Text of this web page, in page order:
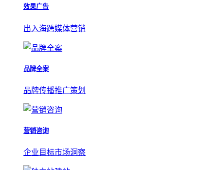
效果广告
出入海跨媒体营销
品牌全案
品牌传播推广策划
营销咨询
企业目标市场洞察